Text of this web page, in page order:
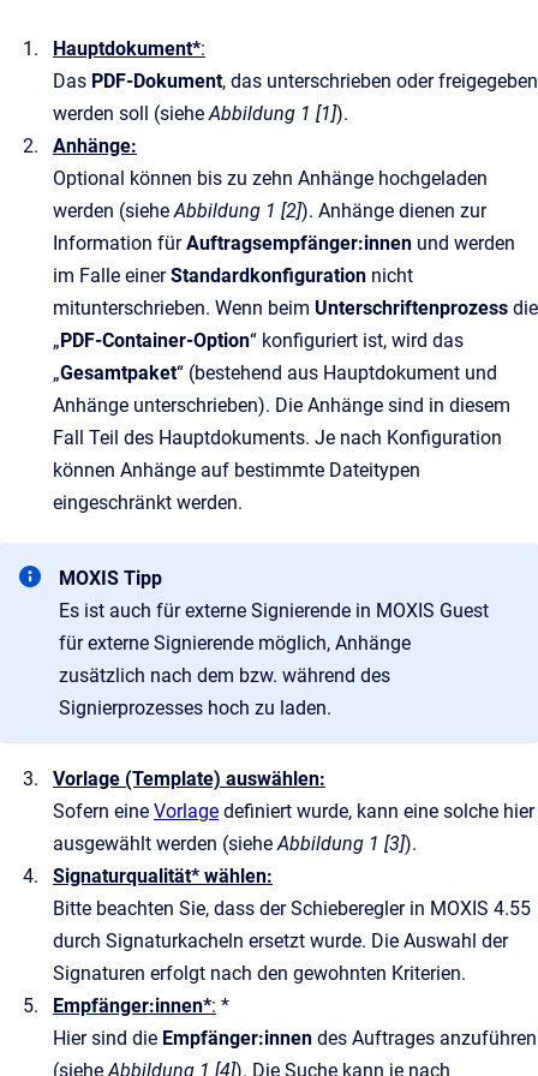
Hauptdokument*:
Das PDF-Dokument, das unterschrieben oder freigegeben
werden soll (sieheAbbildung 1 [1]).
Anhänge:
Optional können bis zu zehn Anhänge hochgeladen
werden (sieheAbbildung 1 [2]). Anhänge dienen zur
Information fürAuftragsempfänger:innen und werden
im Falle einerStandardkonfiguration nicht
mitunterschrieben. Wenn beim Unterschriftenprozess die
„PDF-Container-Option“ konfiguriert ist, wird das
„Gesamtpaket“ (bestehend aus Hauptdokument und
Anhänge unterschrieben). Die Anhänge sind in diesem
Fall Teil des Hauptdokuments. Je nach Konfiguration
können Anhänge auf bestimmte Dateitypen
eingeschränkt werden.
MOXIS Tipp
Es ist auch für externe Signierende in MOXIS Guest
für externe Signierende möglich, Anhänge
zusätzlich nach dem bzw. während des
Signierprozesses hoch zu laden.
Vorlage (Template) auswählen:
Sofern eine Vorlage definiert wurde, kann eine solche hier
ausgewählt werden (sieheAbbildung 1 [3]).
Signaturqualität* wählen:
Bitte beachten Sie, dass der Schieberegler in MOXIS 4.55
durch Signaturkacheln ersetzt wurde. Die Auswahl der
Signaturen erfolgt nach den gewohnten Kriterien.
Empfänger:innen*: *
Hier sind die Empfänger:innen des Auftrages anzuführen
(siehe Abbildung 1 [4]). Die Suche kann je nach